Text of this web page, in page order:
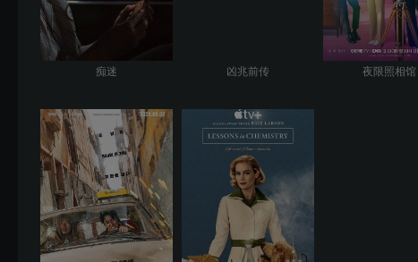
痴迷 凶兆前传 夜限照相馆